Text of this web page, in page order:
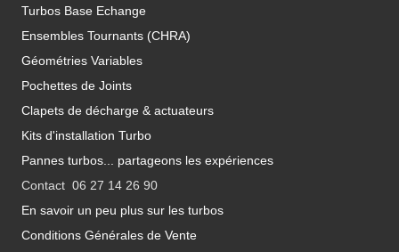
Turbos Base Echange
Ensembles Tournants (CHRA)
Géométries Variables
Pochettes de Joints
Clapets de décharge & actuateurs
Kits d'installation Turbo
Pannes turbos... partageons les expériences
Contact 06 27 14 26 90
En savoir un peu plus sur les turbos
Conditions Générales de Vente